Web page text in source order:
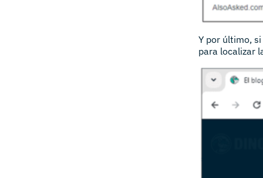
Y por último,
para localizar